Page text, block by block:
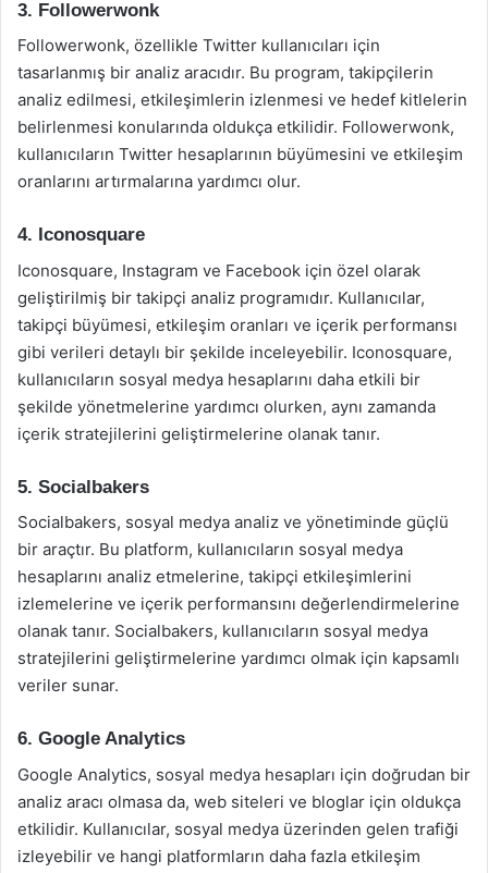
3. Followerwonk
Followerwonk, özellikle Twitter kullanıcıları için
tasarlanmış bir analiz aracıdır. Bu program, takipçilerin
analiz edilmesi, etkileşimlerin izlenmesi ve hedef kitlelerin
belirlenmesi konularında oldukça etkilidir. Followerwonk,
kullanıcıların Twitter hesaplarının büyümesini ve etkileşim
oranlarını artırmalarına yardımcı olur.
4. Iconosquare
Iconosquare, Instagram ve Facebook için özel olarak
geliştirilmiş bir takipçi analiz programıdır. Kullanıcılar,
takipçi büyümesi, etkileşim oranları ve içerik performansı
gibi verileri detaylı bir şekilde inceleyebilir. Iconosquare,
kullanıcıların sosyal medya hesaplarını daha etkili bir
şekilde yönetmelerine yardımcı olurken, aynı zamanda
içerik stratejilerini geliştirmelerine olanak tanır.
5. Socialbakers
Socialbakers, sosyal medya analiz ve yönetiminde güçlü
bir araçtır. Bu platform, kullanıcıların sosyal medya
hesaplarını analiz etmelerine, takipçi etkileşimlerini
izlemelerine ve içerik performansını değerlendirmelerine
olanak tanır. Socialbakers, kullanıcıların sosyal medya
stratejilerini geliştirmelerine yardımcı olmak için kapsamlı
veriler sunar.
6. Google Analytics
Google Analytics, sosyal medya hesapları için doğrudan bir
analiz aracı olmasa da, web siteleri ve bloglar için oldukça
etkilidir. Kullanıcılar, sosyal medya üzerinden gelen trafiği
izleyebilir ve hangi platformların daha fazla etkileşim